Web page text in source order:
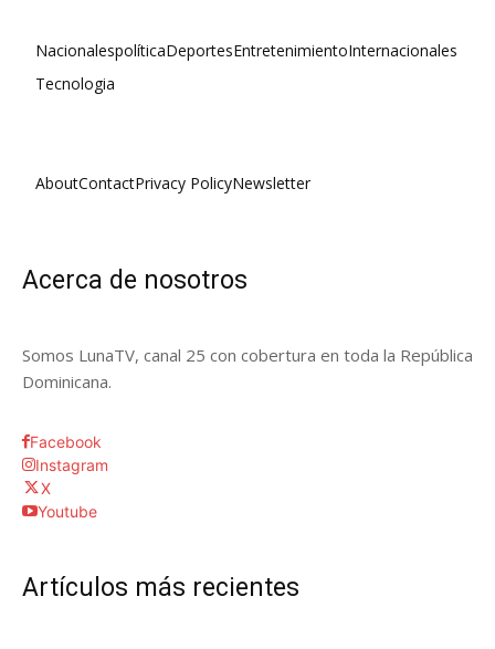
NacionalespolíticaDeportesEntretenimientoInternacionales
Tecnologia
AboutContactPrivacy PolicyNewsletter
Acerca de nosotros
Somos LunaTV, canal 25 con cobertura en toda la República
Dominicana.
Facebook
Instagram
X
Youtube
Artículos más recientes